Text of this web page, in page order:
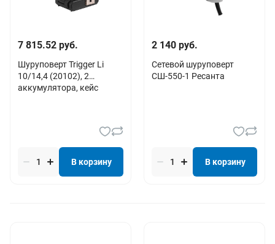
7 815.52 руб.
Шуруповерт Trigger Li
10/14,4 (20102), 2
аккумулятора, кейс
В корзину
2 140 руб.
Сетевой шуруповерт
СШ-550-1 Ресанта
В корзину